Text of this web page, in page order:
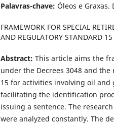
Palavras-chave: Óleos e Graxas.
FRAMEWORK FOR SPECIAL
AND REGULATORY STANDARD
Abstract: This article aims the
under the Decrees 3048 and
15 for activities involving oil and
facilitating the identification
issuing a sentence. The
were analyzed constantly. The